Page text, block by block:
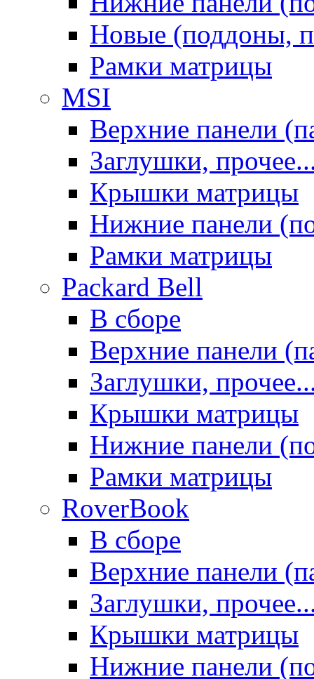
Новые (поддоны,
Рамки матрицы
MSI
Верхние панели
Заглушки,
Крышки матрицы
Нижние панели
Рамки матрицы
Packard Bell
В сборе
Верхние панели
Заглушки,
Крышки матрицы
Нижние панели
Рамки матрицы
RoverBook
В сборе
Верхние панели
Заглушки,
Крышки матрицы
Нижние панели